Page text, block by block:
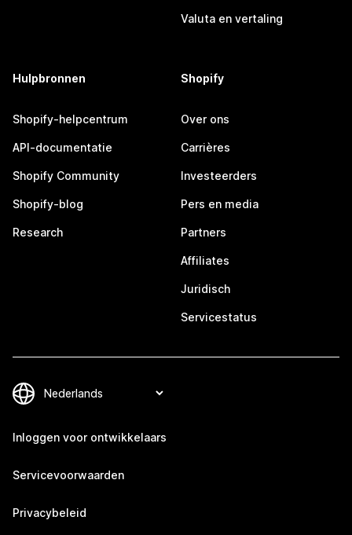
Valuta en vertaling
Hulpbronnen
Shopify-helpcentrum
API-documentatie
Shopify Community
Shopify-blog
Research
Shopify
Over ons
Carrières
Investeerders
Pers en media
Partners
Affiliates
Juridisch
Servicestatus
Inloggen voor ontwikkelaars
Servicevoorwaarden
Privacybeleid